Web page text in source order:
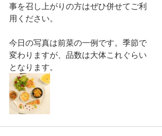
事を召し上がりの方はぜひ併せてご利
用ください。
今日の写真は前菜の一例です。季節で
変わりますが、品数は大体これぐらい
となります。